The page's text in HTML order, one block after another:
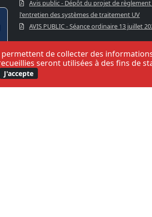
Avis public - Dépôt du projet de règlement
l'entretien des systèmes de traitement UV
AVIS PUBLIC - Séance ordinaire 13 juillet
permettent de collecter des
seront utilisées à des fins de
J'accepte